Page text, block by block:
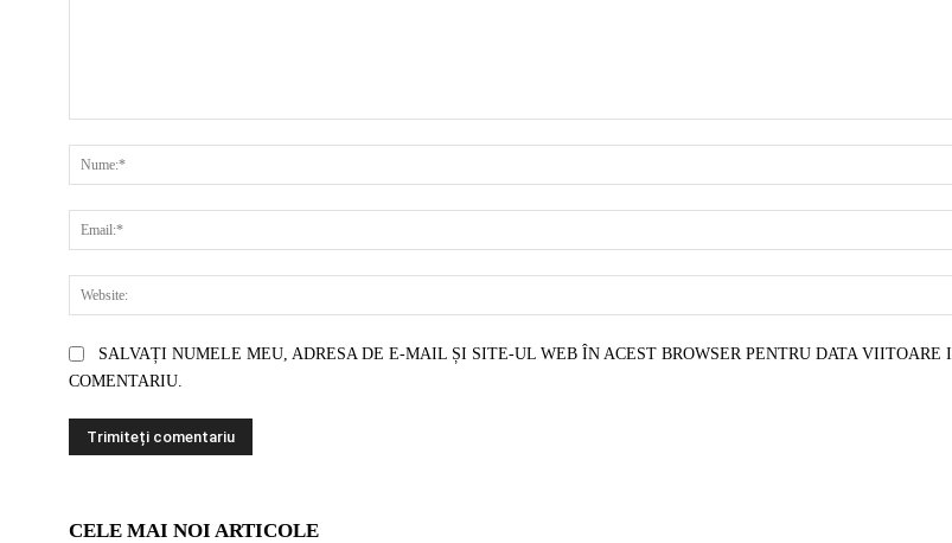
SALVAȚI NUMELE MEU, ADRESA DE E-MAIL ȘI SITE-UL WEB ÎN ACEST BROWSER PENTRU DATA VIITOARE I
COMENTARIU.
CELE MAI NOI ARTICOLE